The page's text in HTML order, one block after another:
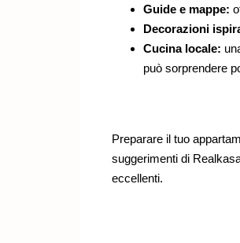
Guide e mappe:
Decorazioni
Cucina locale:
può sorprendere
Preparare il tuo
suggerimenti di
eccellenti.